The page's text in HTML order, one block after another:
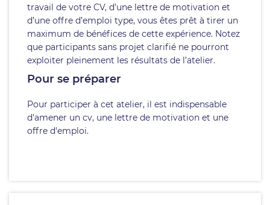
travail de votre CV, d’une lettre de motivation et
d’une offre d’emploi type, vous êtes prêt à tirer un
maximum de bénéfices de cette expérience. Notez
que participants sans projet clarifié ne pourront
exploiter pleinement les résultats de l’atelier.
Pour se préparer
Pour participer à cet atelier, il est indispensable
d'amener un cv, une lettre de motivation et une
offre d'emploi.